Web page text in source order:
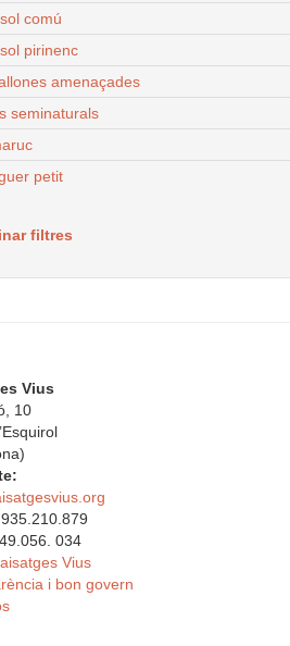
comú
pirinenc
amenaçades
seminaturals
petit
filtres
Vius
10
034
Vius
i bon govern